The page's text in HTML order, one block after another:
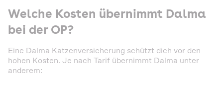
Welche Kosten übernimmt Dalma
bei der OP?
Eine Dalma Katzenversicherung schützt dich vor den
hohen Kosten. Je nach Tarif übernimmt Dalma unter
anderem: